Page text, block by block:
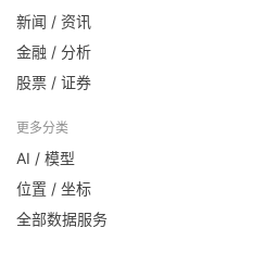
新闻 / 资讯
金融 / 分析
股票 / 证券
更多分类
AI / 模型
位置 / 坐标
全部数据服务